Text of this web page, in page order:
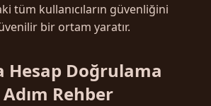
tüm kullanıcıların güvenliğini
bir ortam yaratır.
Hesap Doğrulama
Rehber